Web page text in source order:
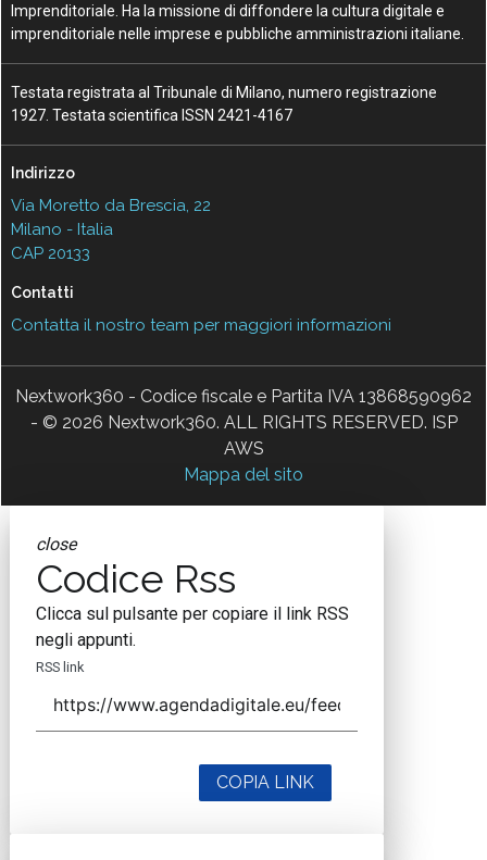
Imprenditoriale. Ha la missione di diffondere la cultura digitale e
imprenditoriale nelle imprese e pubbliche amministrazioni italiane.
Testata registrata al Tribunale di Milano, numero registrazione
1927. Testata scientifica ISSN 2421-4167
Indirizzo
Via Moretto da Brescia, 22
Milano - Italia
CAP 20133
Contatti
Contatta il nostro team per maggiori informazioni
Nextwork360 - Codice fiscale e Partita IVA 13868590962
- © 2026 Nextwork360. ALL RIGHTS RESERVED. ISP
AWS
Mappa del sito
close
Codice Rss
Clicca sul pulsante per copiare il link RSS
negli appunti.
RSS link
COPIA LINK